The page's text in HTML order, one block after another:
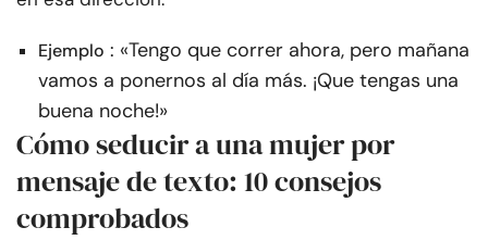
Ejemplo : «Tengo que correr ahora, pero mañana
vamos a ponernos al día más. ¡Que tengas una
buena noche!»
Cómo seducir a una mujer por
mensaje de texto: 10 consejos
comprobados